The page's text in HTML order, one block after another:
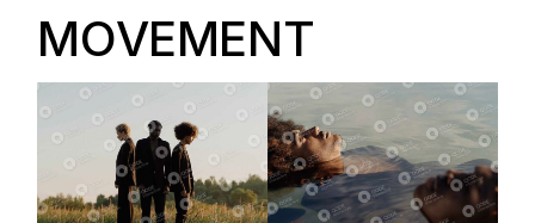
MOVEMENT